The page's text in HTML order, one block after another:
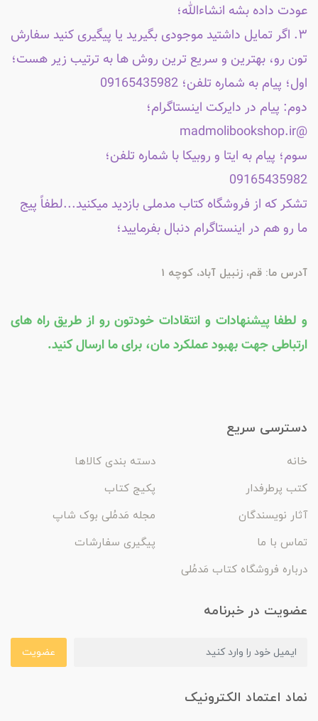
عودت داده بشه انشاءالله؛
۳. اگر تمایل داشتید موجودی بگیرید یا پیگیری کنید سفارش
تون رو، بهترین و سریع ترین روش ها به ترتیب زیر هست؛
اول؛ پیام به شماره تلفن؛ 09165435982
دوم: پیام در دایرکت اینستاگرام؛
@madmolibookshop.ir
سوم؛ پیام به ایتا و روبیکا با شماره تلفن؛
09165435982
تشکر که از فروشگاه کتاب مدملی بازدید میکنید...لطفاً پیج
ما رو هم در اینستاگرام دنبال بفرمایید؛
آدرس ما: قم، زنبیل آباد، کوچه 1
و لطفا پیشنهادات و انتقادات خودتون رو از طریق راه های
ارتباطی جهت بهبود عملکرد مان، برای ما ارسال کنید.
دسترسی سریع
خانه
دسته بندی کالاها
کتب پرطرفدار
پکیج کتاب
آثار نویسندگان
مجله مَدمُلی بوک شاپ
تماس با ما
پیگیری سفارشات
درباره فروشگاه کتاب مَدمُلی
عضویت در خبرنامه
عضویت
نماد اعتماد الکترونیک